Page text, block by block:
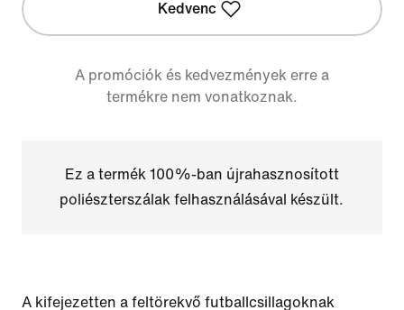
Kedvenc
A promóciók és kedvezmények erre a
termékre nem vonatkoznak.
Ez a termék 100%-ban újrahasznosított
poliészterszálak felhasználásával készült.
A kifejezetten a feltörekvő futballcsillagoknak